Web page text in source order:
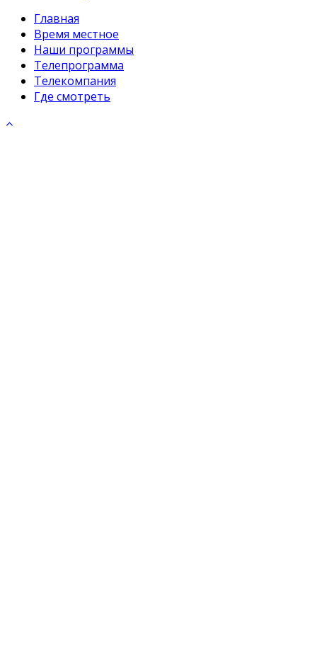
Главная
Время местное
Наши программы
Телепрограмма
Телекомпания
Где смотреть